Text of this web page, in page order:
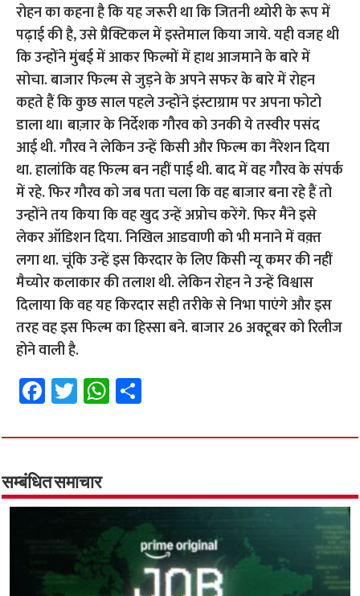
रोहन का कहना है कि यह जरूरी था कि जितनी थ्योरी के रूप में
पढ़ाई की है, उसे प्रैक्टिकल में इस्तेमाल किया जाये. यही वजह थी
कि उन्होंने मुंबई में आकर फिल्मों में हाथ आजमाने के बारे में
सोचा. बाजार फिल्म से जुड़ने के अपने सफर के बारे में रोहन
कहते हैं कि कुछ साल पहले उन्होंने इंस्टाग्राम पर अपना फोटो
डाला था। बाज़ार के निर्देशक गौरव को उनकी ये तस्वीर पसंद
आई थी. गौरव ने लेकिन उन्हें किसी और फिल्म का नैरेशन दिया
था. हालांकि वह फिल्म बन नहीं पाई थी. बाद में वह गौरव के संपर्क
में रहे. फिर गौरव को जब पता चला कि वह बाजार बना रहे हैं तो
उन्होंने तय किया कि वह खुद उन्हें अप्रोच करेंगे. फिर मैंने इसे
लेकर ऑडिशन दिया. निखिल आडवाणी को भी मनाने में वक़्त
लगा था. चूंकि उन्हें इस किरदार के लिए किसी न्यू कमर की नहीं
मैच्योर कलाकार की तलाश थी. लेकिन रोहन ने उन्हें विश्वास
दिलाया कि वह यह किरदार सही तरीके से निभा पाएंगे और इस
तरह वह इस फिल्म का हिस्सा बने. बाजार 26 अक्टूबर को रिलीज
होने वाली है.
Fa
ce
b
o
o
k
T
wi
tt
er
W
h
at
p
p
ar
सम्बंधित समाचार